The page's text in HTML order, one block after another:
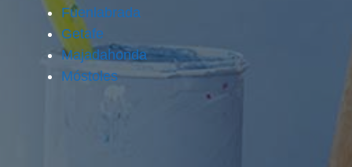
Fuenlabrada
Getafe
Majadahonda
Móstoles